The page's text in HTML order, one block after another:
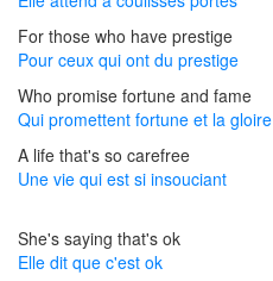
For those who have prestige
Pour ceux qui ont du prestige
Who promise fortune and fame
Qui promettent fortune et la gloire
A life that's so carefree
Une vie qui est si insouciant
She's saying that's ok
Elle dit que c'est ok